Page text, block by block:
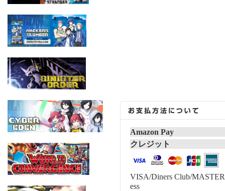
Amazon Pay
クレジット
VISA/Diners Club/
ess